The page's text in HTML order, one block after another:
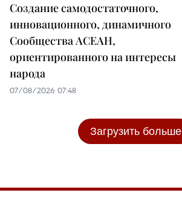
Создание самодостаточного,
инновационного, динамичного
Сообщества АСЕАН,
ориентированного на интересы
народа
07/08/2026 07:48
Загрузить больше